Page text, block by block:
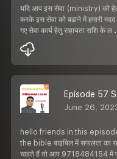
यदि आप इस सेवा (ministry) को
करके इस सेवा को बढाने में हमारी
गए सेवा कार्य हेतु सहायता राशि के ल
June 26,
hello friends in this
the bible बाइबिल में सफलता का
चाहते हैं तो आप 9718484154 में